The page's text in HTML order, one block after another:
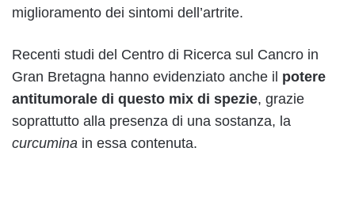
miglioramento dei sintomi dell’artrite.
Recenti studi del Centro di Ricerca sul Cancro in
Gran Bretagna hanno evidenziato anche il potere
antitumorale di questo mix di spezie, grazie
soprattutto alla presenza di una sostanza, la
curcumina in essa contenuta.